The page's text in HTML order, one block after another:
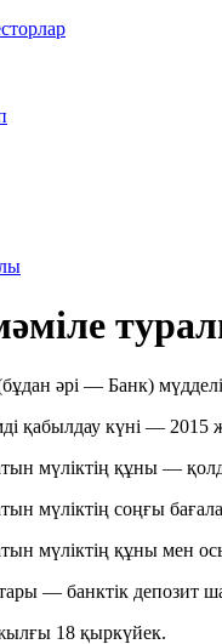
әрі — Банк)
қабылдау күні —
мүліктің құны —
мүліктің соңғы
мүліктің құны
— банктік депозит
18 қыркүйек.